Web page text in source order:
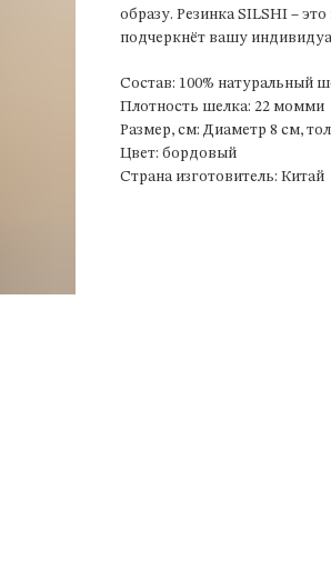
образу. Резинка SILSHI –
подчеркнёт вашу
Состав: 100% натуральный
Плотность шелка: 22 момми
Размер, см: Диаметр 8 см,
Цвет: бордовый
Страна изготовитель: Китай